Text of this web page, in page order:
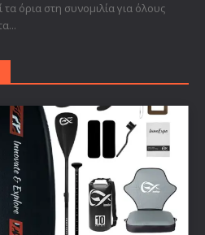
όρια στη συνομιλία για όλους